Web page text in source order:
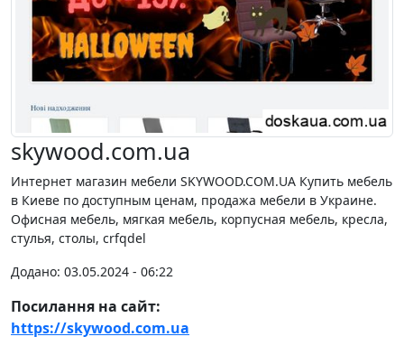
skywood.com.ua
Интернет магазин мебели SKYWOOD.COM.UA Купить мебель
в Киеве по доступным ценам, продажа мебели в Украине.
Офисная мебель, мягкая мебель, корпусная мебель, кресла,
стулья, столы, crfqdel
Додано: 03.05.2024 - 06:22
Посилання на сайт:
https://skywood.com.ua